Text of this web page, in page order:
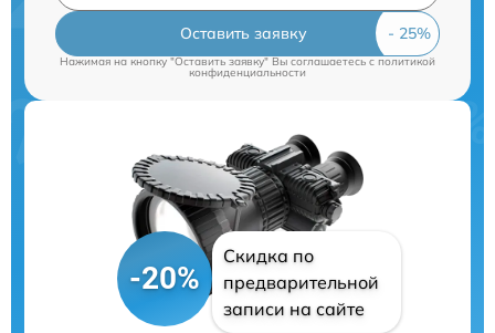
Оставить заявку
Нажимая на кнопку "Оставить заявку" Вы соглашаетесь cполитикой
конфиденциальности
-20%
Скидка по
предварительной
записи на сайте